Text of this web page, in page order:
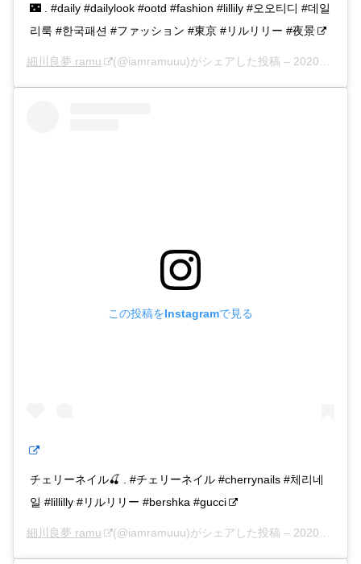
🌃 . #daily #dailylook #ootd #fashion #lillily #오오티디 #데일
리룩 #한국패션 #ファッション #東京 #リルリリー #夜景
細川良夢 ramu (@iamramuuu)がシェアした投稿 – 2020年 7月月19日午前3時38分PDT
この投稿をInstagramで見る
チェリーネイル🍒 . #チェリーネイル #cherrynails #체리네
일 #lillilly #リルリリー #bershka #gucci
細川良夢 ramu (@iamramuuu)がシェアした投稿 – 2020年 6月月5日午後8時35分PDT